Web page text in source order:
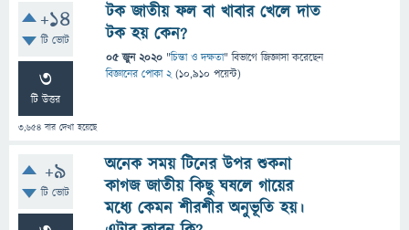
+14
টি ভোট
3
টি উত্তর
3,654 বার দেখা হয়েছে
টক জাতীয় ফল বা খাবার খেলে দাত
টক হয় কেন?
05 জুন 2020 "চিন্তা ও দক্ষতা" বিভাগে জিজ্ঞাসাকরেছেন
বিজ্ঞানের পোকা 2 (10,910 পয়েন্ট)
+9
টি ভোট
অনেক সময় টিনের উপর শুকনা
কাগজ জাতীয় কিছু ঘষলে গায়ের
মধ্যে কেমন শীরশীর অনুভূতি হয়।